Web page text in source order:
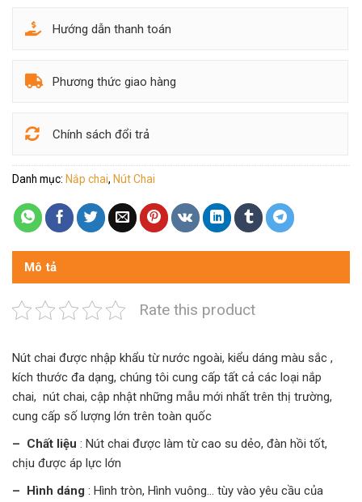
Hướng dẫn thanh toán
Phương thức giao hàng
Chính sách đổi trả
Danh mục: Nắp chai, Nút Chai
Mô tả
Rate this product
Nút chai được nhập khẩu từ nước ngoài, kiểu dáng màu sắc ,
kích thước đa dạng, chúng tôi cung cấp tất cả các loại nắp
chai, nút chai, cập nhật những mẫu mới nhất trên thị trường,
cung cấp số lượng lớn trên toàn quốc
– Chất liệu : Nút chai được làm từ cao su dẻo, đàn hồi tốt,
chịu được áp lực lớn
– Hình dáng : Hình tròn, Hình vuông… tùy vào yêu cầu của